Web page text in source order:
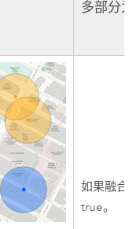
多部分为
如果融合
true。